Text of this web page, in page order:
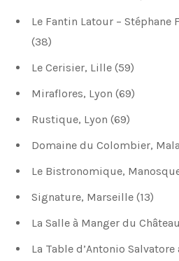
Le Fantin Latour – Stéphane
(38)
Le Cerisier, Lille (59)
Miraflores, Lyon (69)
Rustique, Lyon (69)
Domaine du Colombier,
Le Bistronomique,
Signature, Marseille (13)
La Salle à Manger du
La Table d’Antonio